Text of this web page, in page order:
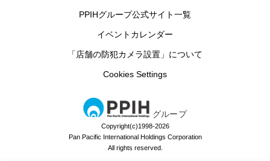
PPIHグループ公式サイト一覧
イベントカレンダー
「店舗の防犯カメラ設置」について
Cookies Settings
グループ
Copyright(c)1998-2026
Pan Pacific International Holdings Corporation
All rights reserved.